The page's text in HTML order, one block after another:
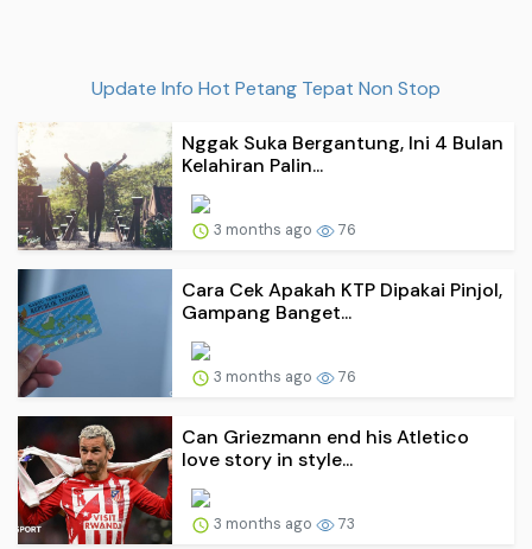
Update Info Hot Petang Tepat Non Stop
Nggak Suka Bergantung, Ini 4 Bulan
Kelahiran Palin...
3 months ago 76
Cara Cek Apakah KTP Dipakai Pinjol,
Gampang Banget...
3 months ago 76
Can Griezmann end his Atletico
love story in style...
3 months ago 73